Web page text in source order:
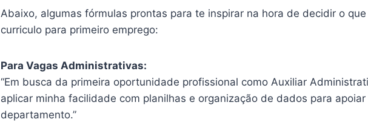
Abaixo, algumas fórmulas prontas para te inspirar na hora de decidir o
curriculo para primeiro emprego:
Para Vagas Administrativas:
“Em busca da primeira oportunidade profissional como Auxiliar
aplicar minha facilidade com planilhas e organização de dados para
departamento.”